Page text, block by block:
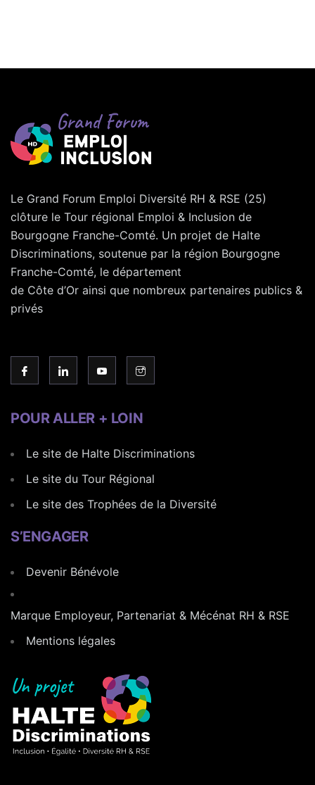
Le Grand Forum Emploi Diversité RH & RSE (25)
clôture le Tour régional Emploi & Inclusion de
Bourgogne Franche-Comté. Un projet de Halte
Discriminations, soutenue par la région Bourgogne
Franche-Comté, le département
de Côte d’Or ainsi que nombreux partenaires publics &
privés
POUR ALLER + LOIN
Le site de Halte Discriminations
Le site du Tour Régional
Le site des Trophées de la Diversité
S’ENGAGER
Devenir Bénévole
Marque Employeur, Partenariat & Mécénat RH & RSE
Mentions légales